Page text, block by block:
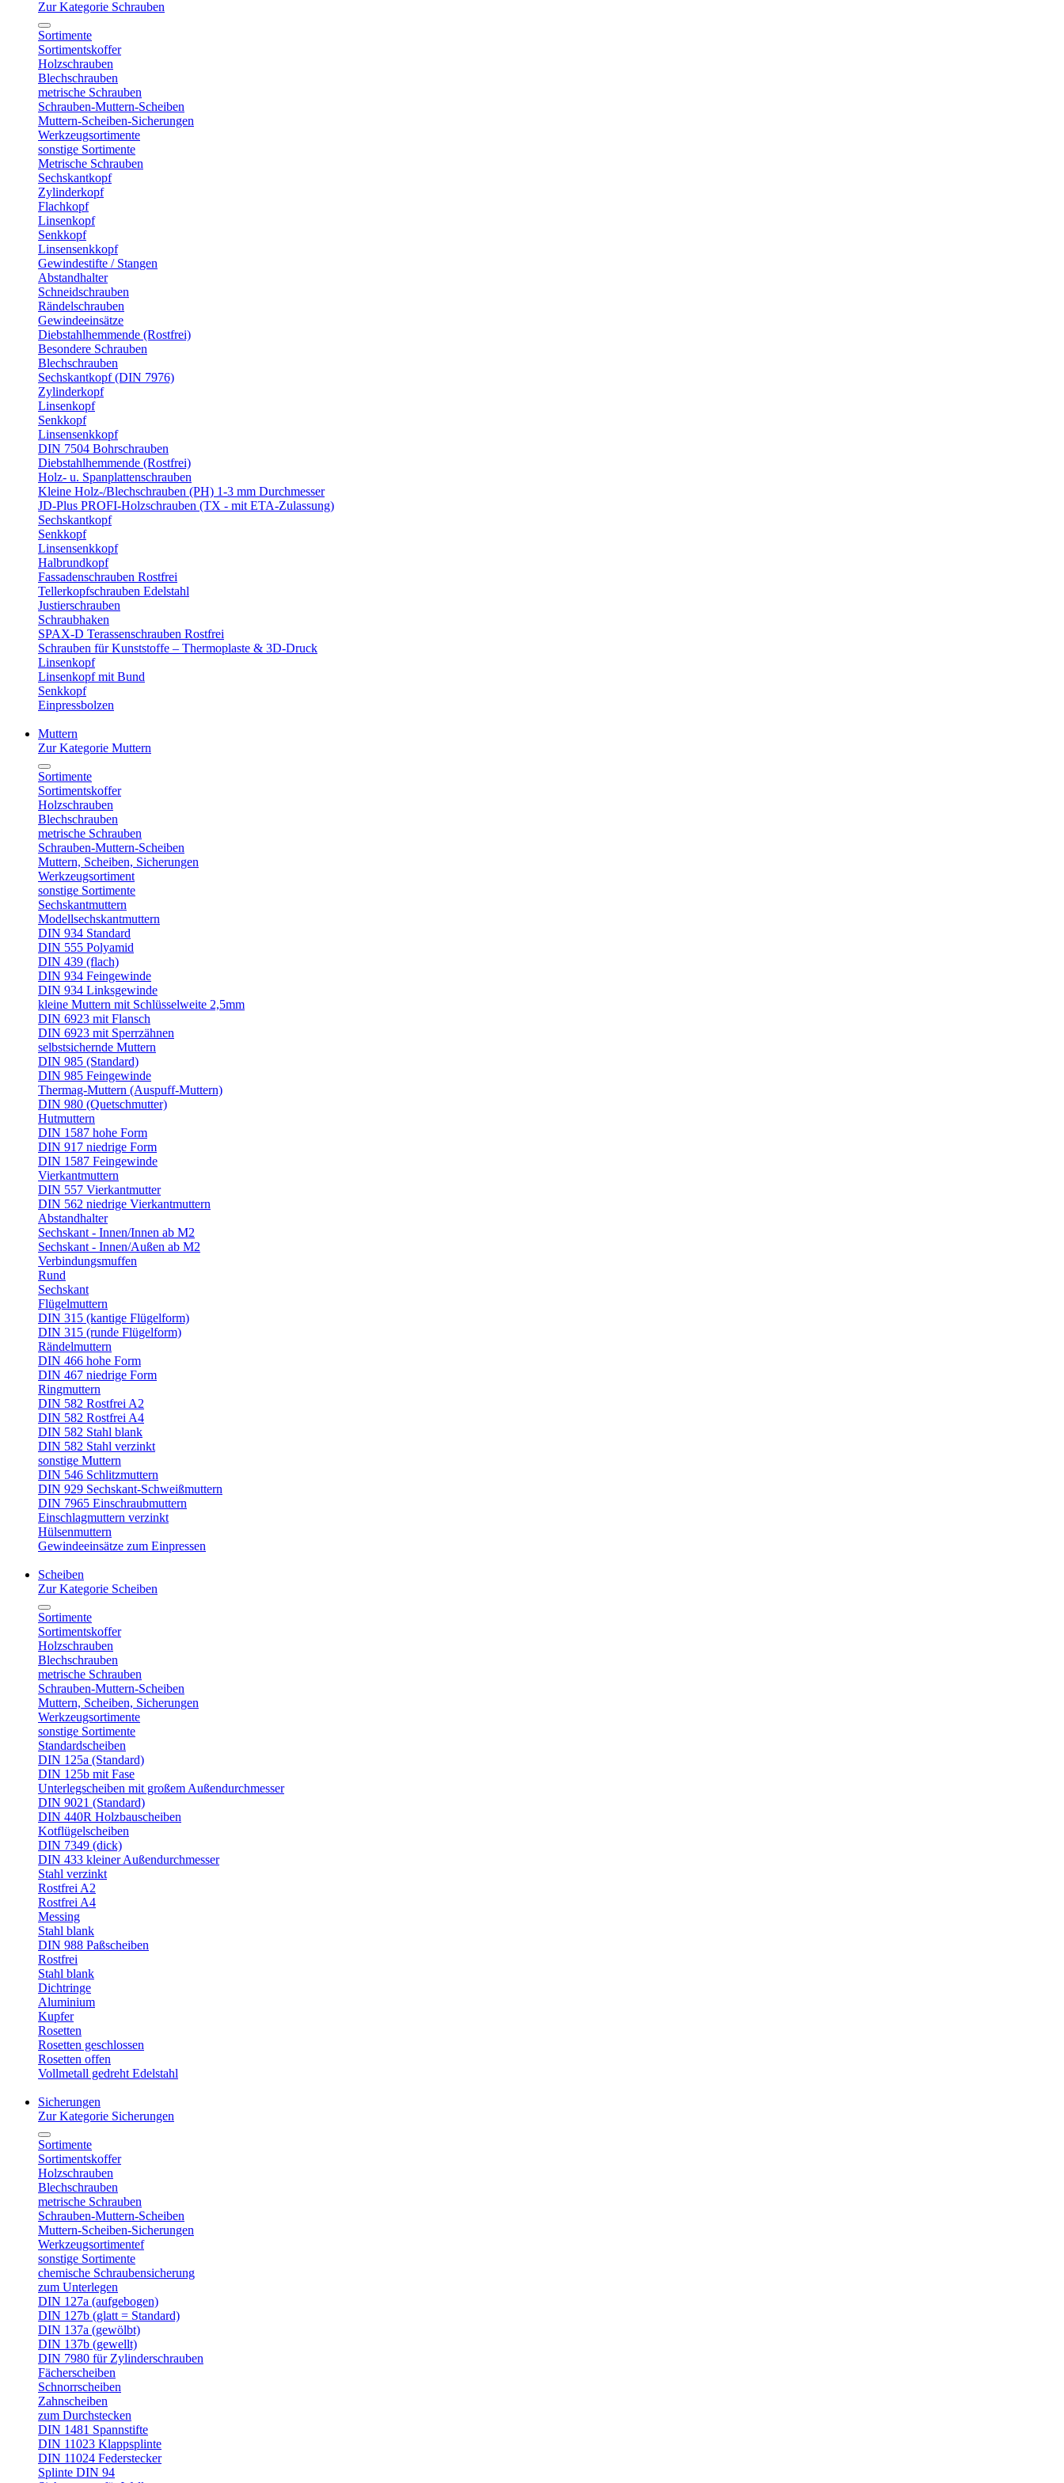
Zur Kategorie Schrauben
Sortimente
Sortimentskoffer
Holzschrauben
Blechschrauben
metrische Schrauben
Schrauben-Muttern-Scheiben
Muttern-Scheiben-Sicherungen
Werkzeugsortimente
sonstige Sortimente
Metrische Schrauben
Sechskantkopf
Zylinderkopf
Flachkopf
Linsenkopf
Senkkopf
Linsensenkkopf
Gewindestifte / Stangen
Abstandhalter
Schneidschrauben
Rändelschrauben
Gewindeeinsätze
Diebstahlhemmende (Rostfrei)
Besondere Schrauben
Blechschrauben
Sechskantkopf (DIN 7976)
Zylinderkopf
Linsenkopf
Senkkopf
Linsensenkkopf
DIN 7504 Bohrschrauben
Diebstahlhemmende (Rostfrei)
Holz- u. Spanplattenschrauben
Kleine Holz-/Blechschrauben (PH) 1-3 mm Durchmesser
JD-Plus PROFI-Holzschrauben (TX - mit ETA-Zulassung)
Sechskantkopf
Senkkopf
Linsensenkkopf
Halbrundkopf
Fassadenschrauben Rostfrei
Tellerkopfschrauben Edelstahl
Justierschrauben
Schraubhaken
SPAX-D Terassenschrauben Rostfrei
Schrauben für Kunststoffe – Thermoplaste & 3D-Druck
Linsenkopf
Linsenkopf mit Bund
Senkkopf
Einpressbolzen
Muttern
Zur Kategorie Muttern
Sortimente
Sortimentskoffer
Holzschrauben
Blechschrauben
metrische Schrauben
Schrauben-Muttern-Scheiben
Muttern, Scheiben, Sicherungen
Werkzeugsortiment
sonstige Sortimente
Sechskantmuttern
Modellsechskantmuttern
DIN 934 Standard
DIN 555 Polyamid
DIN 439 (flach)
DIN 934 Feingewinde
DIN 934 Linksgewinde
kleine Muttern mit Schlüsselweite 2,5mm
DIN 6923 mit Flansch
DIN 6923 mit Sperrzähnen
selbstsichernde Muttern
DIN 985 (Standard)
DIN 985 Feingewinde
Thermag-Muttern (Auspuff-Muttern)
DIN 980 (Quetschmutter)
Hutmuttern
DIN 1587 hohe Form
DIN 917 niedrige Form
DIN 1587 Feingewinde
Vierkantmuttern
DIN 557 Vierkantmutter
DIN 562 niedrige Vierkantmuttern
Abstandhalter
Sechskant - Innen/Innen ab M2
Sechskant - Innen/Außen ab M2
Verbindungsmuffen
Rund
Sechskant
Flügelmuttern
DIN 315 (kantige Flügelform)
DIN 315 (runde Flügelform)
Rändelmuttern
DIN 466 hohe Form
DIN 467 niedrige Form
Ringmuttern
DIN 582 Rostfrei A2
DIN 582 Rostfrei A4
DIN 582 Stahl blank
DIN 582 Stahl verzinkt
sonstige Muttern
DIN 546 Schlitzmuttern
DIN 929 Sechskant-Schweißmuttern
DIN 7965 Einschraubmuttern
Einschlagmuttern verzinkt
Hülsenmuttern
Gewindeeinsätze zum Einpressen
Scheiben
Zur Kategorie Scheiben
Sortimente
Sortimentskoffer
Holzschrauben
Blechschrauben
metrische Schrauben
Schrauben-Muttern-Scheiben
Muttern, Scheiben, Sicherungen
Werkzeugsortimente
sonstige Sortimente
Standardscheiben
DIN 125a (Standard)
DIN 125b mit Fase
Unterlegscheiben mit großem Außendurchmesser
DIN 9021 (Standard)
DIN 440R Holzbauscheiben
Kotflügelscheiben
DIN 7349 (dick)
DIN 433 kleiner Außendurchmesser
Stahl verzinkt
Rostfrei A2
Rostfrei A4
Messing
Stahl blank
DIN 988 Paßscheiben
Rostfrei
Stahl blank
Dichtringe
Aluminium
Kupfer
Rosetten
Rosetten geschlossen
Rosetten offen
Vollmetall gedreht Edelstahl
Sicherungen
Zur Kategorie Sicherungen
Sortimente
Sortimentskoffer
Holzschrauben
Blechschrauben
metrische Schrauben
Schrauben-Muttern-Scheiben
Muttern-Scheiben-Sicherungen
Werkzeugsortimentef
sonstige Sortimente
chemische Schraubensicherung
zum Unterlegen
DIN 127a (aufgebogen)
DIN 127b (glatt = Standard)
DIN 137a (gewölbt)
DIN 137b (gewellt)
DIN 7980 für Zylinderschrauben
Fächerscheiben
Schnorrscheiben
Zahnscheiben
zum Durchstecken
DIN 1481 Spannstifte
DIN 11023 Klappsplinte
DIN 11024 Federstecker
Splinte DIN 94